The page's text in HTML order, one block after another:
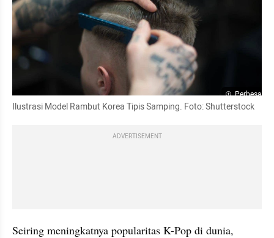
Perbesar
Ilustrasi Model Rambut Korea Tipis Samping. Foto: Shutterstock
ADVERTISEMENT